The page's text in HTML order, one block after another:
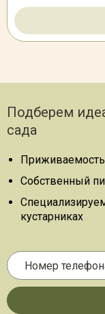
Подберем
сада
Собственный
кустарниках